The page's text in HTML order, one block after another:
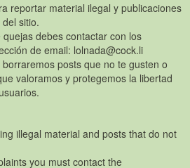
reportar material ilegal y publicaciones
sitio.
debes contactar con los
de email: lolnada@cock.li
posts que no te gusten o
valoramos y protegemos la libertad
illegal material and posts that do not
you must contact the